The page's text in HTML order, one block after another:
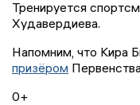
Тренируется
Худавердиева.
Напомним, что Кира
призёром
0+